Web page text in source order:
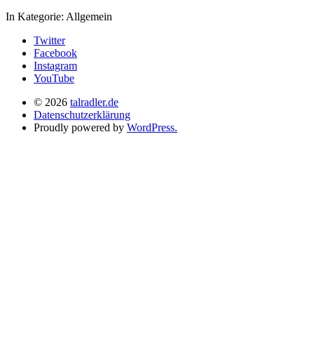
In Kategorie: Allgemein
Twitter
Facebook
Instagram
YouTube
© 2026 talradler.de
Datenschutzerklärung
Proudly powered by WordPress.